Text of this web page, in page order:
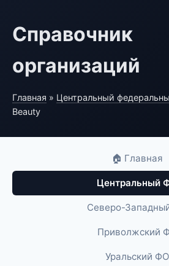
Справочник
организаций
Главная » Центральный
Beauty
🏠 Главная
Центральный
Северо-
Приволжский
Уральский ФО